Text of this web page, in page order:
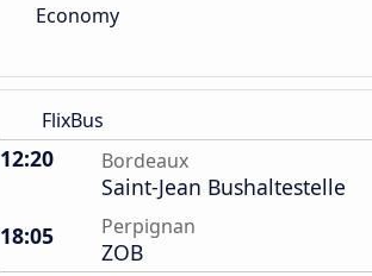
Economy
FlixBus
12:20 Bordeaux
Saint-Jean Bushaltestelle
18:05
Perpignan
ZOB